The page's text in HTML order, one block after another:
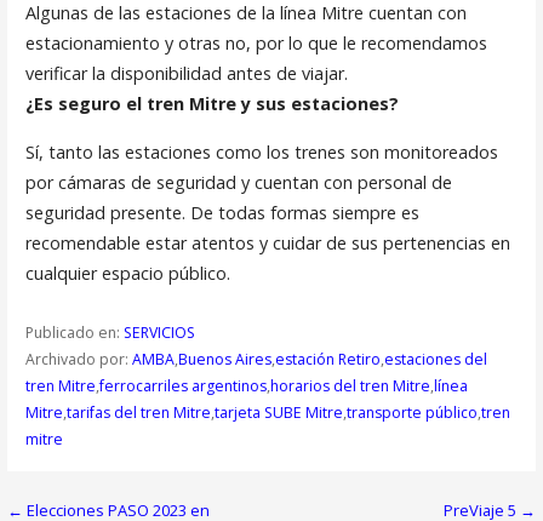
Algunas de las estaciones de la línea Mitre cuentan con
estacionamiento y otras no, por lo que le recomendamos
verificar la disponibilidad antes de viajar.
¿Es seguro el tren Mitre y sus estaciones?
Sí, tanto las estaciones como los trenes son monitoreados
por cámaras de seguridad y cuentan con personal de
seguridad presente. De todas formas siempre es
recomendable estar atentos y cuidar de sus pertenencias en
cualquier espacio público.
Publicado en: SERVICIOS
Archivado por: AMBA,Buenos Aires,estación Retiro,estaciones del
tren Mitre,ferrocarriles argentinos,horarios del tren Mitre,línea
Mitre,tarifas del tren Mitre,tarjeta SUBE Mitre,transporte público,tren
mitre
← Elecciones PASO 2023 en
PreViaje 5 →